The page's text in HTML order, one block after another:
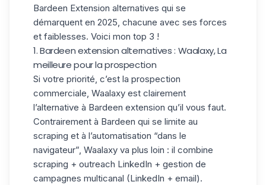
Bardeen Extension alternatives qui se
démarquent en 2025, chacune avec ses forces
et faiblesses. Voici mon top 3 !
1. Bardeen extension alternatives : Waalaxy, La
meilleure pour la prospection
Si votre priorité, c’est la prospection
commerciale , Waalaxy est clairement
l’alternative à Bardeen extension qu’il vous faut.
Contrairement à Bardeen qui se limite au
scraping et à l’automatisation “dans le
navigateur”, Waalaxy va plus loin : il combine
scraping + outreach LinkedIn + gestion de
campagnes multicanal (LinkedIn + email).